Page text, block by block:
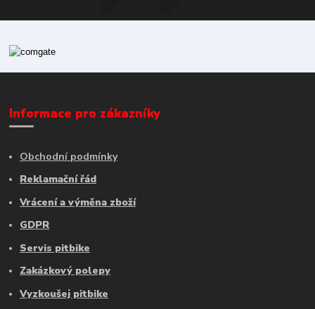
Informace pro zákazníky
Obchodní podmínky
Reklamační řád
Vrácení a výměna zboží
GDPR
Servis pitbike
Zakázkový polepy
Vyzkoušej pitbike